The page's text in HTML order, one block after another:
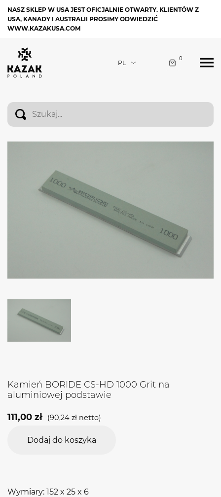
NASZ SKLEP W USA JEST OFICJALNIE OTWARTY. KLIENTÓW Z
USA, KANADY I AUSTRALII PROSIMY ODWIEDZIĆ
WWW.KAZAKUSA.COM
0
Kamień BORIDE CS-HD 1000 Grit na
aluminiowej podstawie
111,00 zł (90,24 zł netto)
Dodaj do koszyka
Wymiary: 152 x 25 x 6